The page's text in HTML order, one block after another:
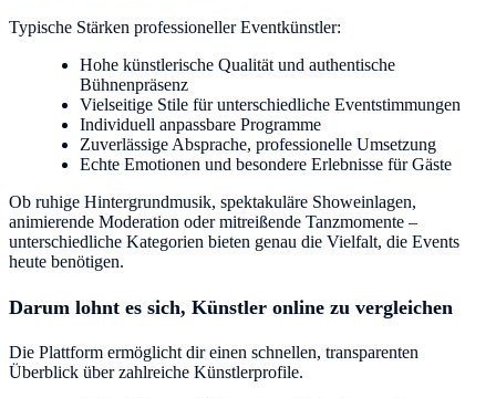
Typische Stärken professioneller Eventkünstler:
Hohe künstlerische Qualität und authentische
Bühnenpräsenz
Vielseitige Stile für unterschiedliche Eventstimmungen
Individuell anpassbare Programme
Zuverlässige Absprache, professionelle Umsetzung
Echte Emotionen und besondere Erlebnisse für Gäste
Ob ruhige Hintergrundmusik, spektakuläre Showeinlagen,
animierende Moderation oder mitreißende Tanzmomente –
unterschiedliche Kategorien bieten genau die Vielfalt, die Events
heute benötigen.
Darum lohnt es sich, Künstler online zu vergleichen
Die Plattform ermöglicht dir einen schnellen, transparenten
Überblick über zahlreiche Künstlerprofile.